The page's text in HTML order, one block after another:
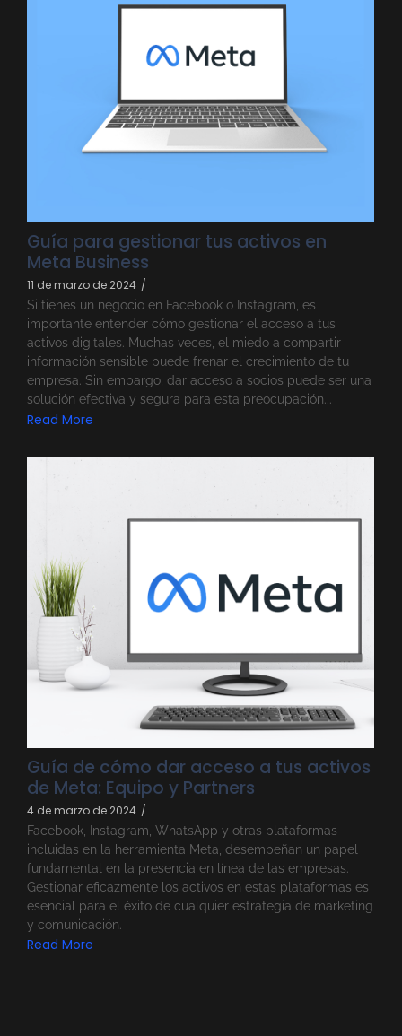
Guía para gestionar tus activos en
Meta Business
11 de marzo de 2024 /
Si tienes un negocio en Facebook o Instagram, es
importante entender cómo gestionar el acceso a tus
activos digitales. Muchas veces, el miedo a compartir
información sensible puede frenar el crecimiento de tu
empresa. Sin embargo, dar acceso a socios puede ser una
solución efectiva y segura para esta preocupación...
Read More
Guía de cómo dar acceso a tus activos
de Meta: Equipo y Partners
4 de marzo de 2024 /
Facebook, Instagram, WhatsApp y otras plataformas
incluidas en la herramienta Meta, desempeñan un papel
fundamental en la presencia en línea de las empresas.
Gestionar eficazmente los activos en estas plataformas es
esencial para el éxito de cualquier estrategia de marketing
y comunicación.
Read More